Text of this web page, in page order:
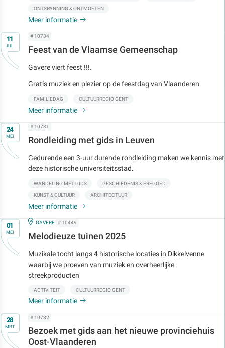
ONTSPANNING & ONTMOETEN
Meer informatie
Op11
JUL
# 10734
Feest van de Vlaamse Gemeenschap
Gavere viert feest !!!.
Gratis muziek en plezier op de feestdag van Vlaanderen
FAMILIEDAG CULTUURREGIO GENT
Meer informatie
Op24
MEI
# 10731
Rondleiding met gids in Leuven
Gedurende een 3-uur durende rondleiding maken we kennis met
deze historische universiteitsstad.
WANDELING MET GIDS GESCHIEDENIS & ERFGOED
KUNST & CULTUUR ARCHITECTUUR
Meer informatie
Op01
MEI
IN
GAVERE # 10449
Melodieuze tuinen 2025
Muzikale tocht langs 4 historische locaties in Dikkelvenne
waarbij we proeven van muziek en overheerlijke
streekproducten
ACTIVITEIT CULTUURREGIO GENT
Meer informatie
Op28
MRT
# 10732
Bezoek met gids aan het nieuwe provinciehuis
Oost-Vlaanderen